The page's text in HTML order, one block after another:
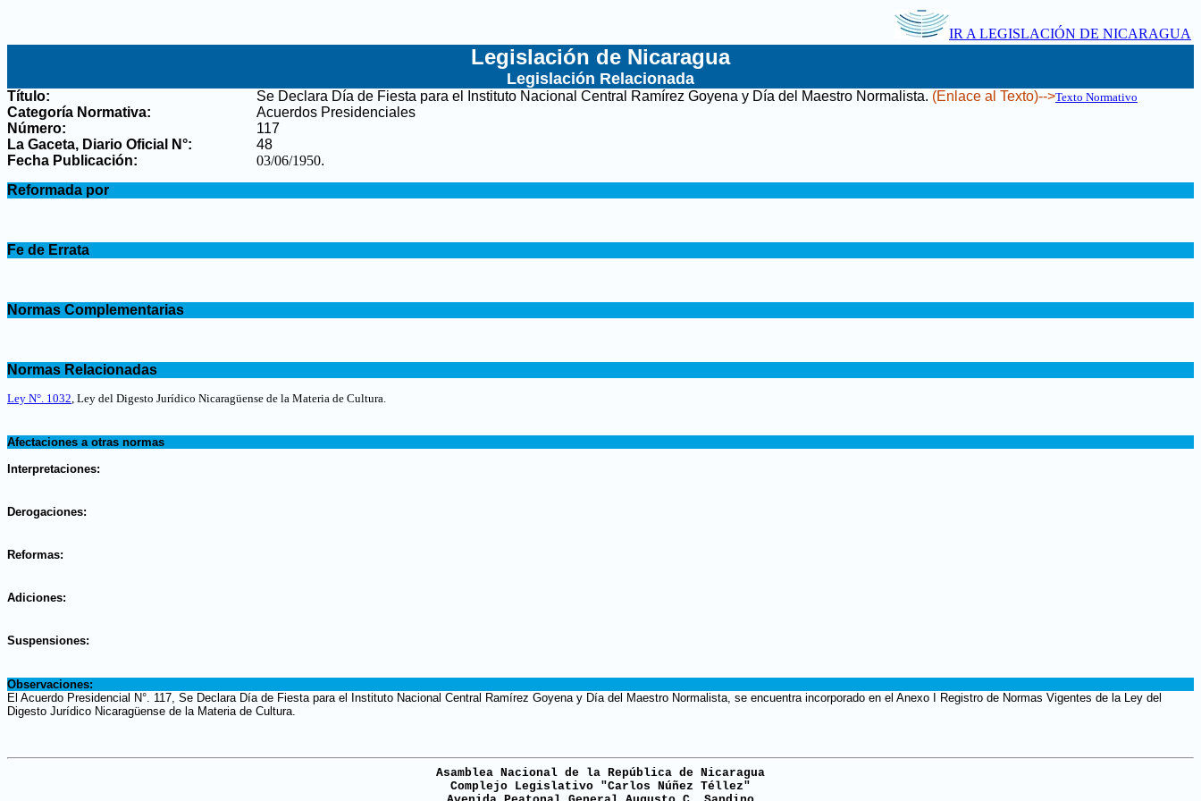
IR A LEGISLACIÓN DE NICARAGUA
Legislación de Nicaragua
Legislación Relacionada
Título: Se Declara Día de Fiesta para el Instituto Nacional Central Ramírez Goyena y Día del Maestro Normalista. (Enlace al Texto)-->Texto Normativo
Categoría Normativa:
Acuerdos Presidenciales
Número:
117
La Gaceta, Diario Oficial N°:
48
Fecha Publicación:
03/06/1950.
Reformada por
Fe de Errata
Normas Complementarias
Normas Relacionadas
Ley N°. 1032, Ley del Digesto Jurídico Nicaragüense de la Materia de Cultura.
Afectaciones a otras normas
Interpretaciones:
Derogaciones:
Reformas:
Adiciones:
Suspensiones:
Observaciones:
El Acuerdo Presidencial N°. 117, Se Declara Día de Fiesta para el Instituto Nacional Central Ramírez Goyena y Día del Maestro Normalista, se encuentra incorporado en el Anexo I Registro de Normas Vigentes de la Ley del
Digesto Jurídico Nicaragüense de la Materia de Cultura.
Asamblea Nacional de la República de Nicaragua
Complejo Legislativo "Carlos Núñez Téllez"